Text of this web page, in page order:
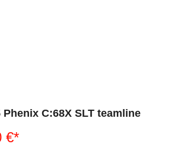
Phenix C:68X SLT teamline
€*